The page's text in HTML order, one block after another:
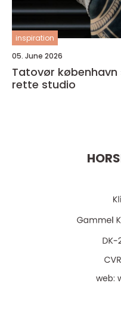
inspiration
05. June 2026
Tatovør københavn sådan finder du det
rette studio
web: